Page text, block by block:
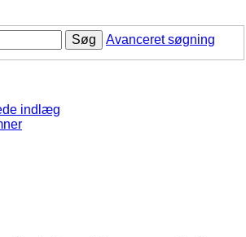
Søg Avanceret søgning
indlæg